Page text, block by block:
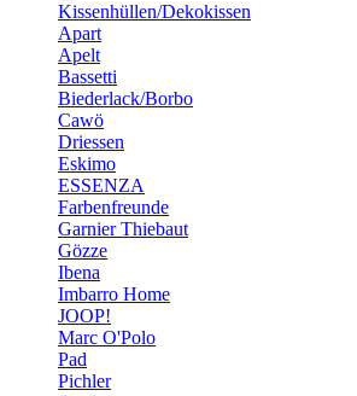
Kissenhüllen/Dekokissen
Apart
Apelt
Bassetti
Biederlack/Borbo
Cawö
Driessen
Eskimo
ESSENZA
Farbenfreunde
Garnier Thiebaut
Gözze
Ibena
Imbarro Home
JOOP!
Marc O'Polo
Pad
Pichler